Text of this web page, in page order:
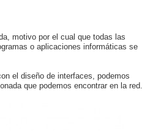
motivo por el cual que todas las
o aplicaciones informáticas se
el diseño de interfaces, podemos
que podemos encontrar en la red.